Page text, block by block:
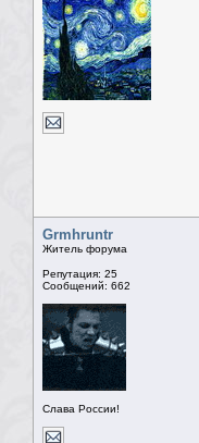
Grmhruntr
Житель форума
Репутация: 25
Сообщений: 662
Слава России!